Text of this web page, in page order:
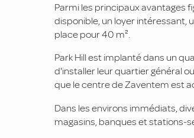
Parmi les principaux avantages
disponible, un loyer intéressant,
place pour 40 m².
Park Hill est implanté dans un
d'installer leur quartier général
que le centre de Zaventem est
Dans les environs immédiats,
magasins, banques et stations-